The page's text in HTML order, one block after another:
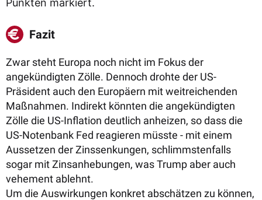
Fazit
Zwar steht Europa noch nicht im Fokus der
angekündigten Zölle. Dennoch drohte der US-
Präsident auch den Europäern mit weitreichenden
Maßnahmen. Indirekt könnten die angekündigten
Zölle die US-Inflation deutlich anheizen, so dass die
US-Notenbank Fed reagieren müsste - mit einem
Aussetzen der Zinssenkungen, schlimmstenfalls
sogar mit Zinsanhebungen, was Trump aber auch
vehement ablehnt.
Um die Auswirkungen konkret abschätzen zu können,